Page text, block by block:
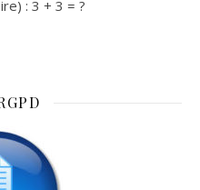
: 3 + 3 = ?